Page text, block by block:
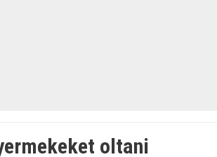
oltani